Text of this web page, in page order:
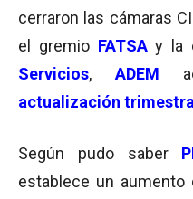
cerraron las cámaras
el gremio FATSA y la
Servicios, ADEM
actualización trimestral
Según pudo saber
establece un aumento